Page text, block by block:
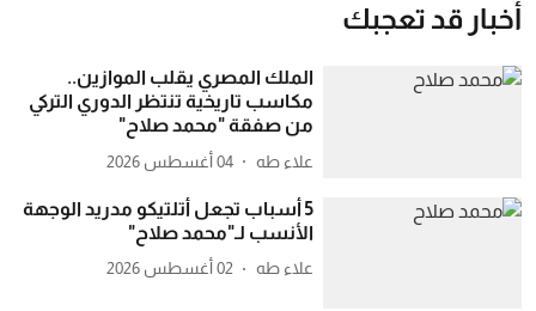
أخبار قد تعجبك
الملك المصري يقلب الموازين..
مكاسب تاريخية تنتظر الدوري التركي
من صفقة "محمد صلاح"
علاء طه 04 أغسطس 2026
5 أسباب تجعل أتلتيكو مدريد الوجهة
الأنسب لـ"محمد صلاح"
علاء طه 02 أغسطس 2026